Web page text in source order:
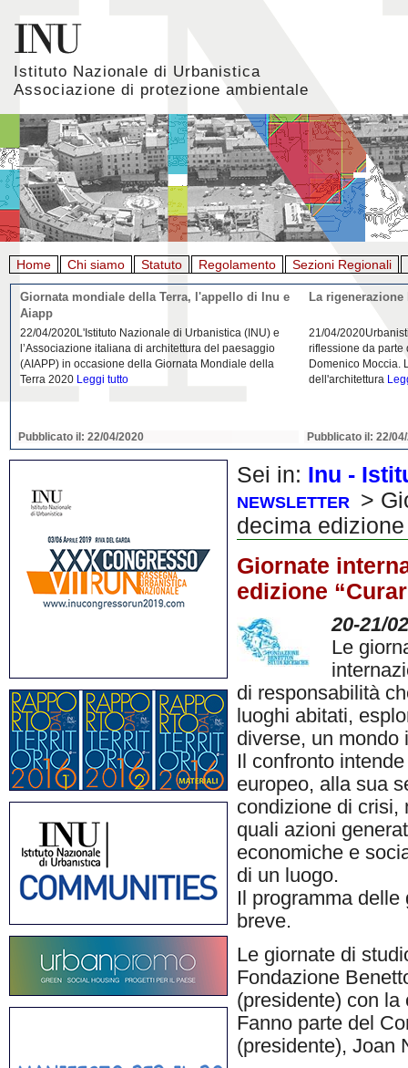
Istituto Nazionale di Urbanistica
Associazione di protezione ambientale
Home Chi siamo Statuto Regolamento Sezioni Regionali
Giornata mondiale della Terra, l'appello di Inu e
Aiapp
22/04/2020L'Istituto Nazionale di Urbanistica (INU) e
l’Associazione italiana di architettura del paesaggio
(AIAPP) in occasione della Giornata Mondiale della
Terra 2020 Leggi tutto
Pubblicato il: 22/04/2020
La
21/04/
riflessione da parte
Domenico Moccia.
dell'architettura
Pubblicato il: 22/
Sei in: Inu -
NEWSLETTER
>
decima
Giornate
edizione
20-21/
Le
di responsabilità
luoghi abitati,
diverse, un mondo
Il confronto
europeo, alla sua
condizione di crisi,
quali azioni
economiche e
di un luogo.
Il programma
breve.
Le giornate di
Fondazione
(presidente) con
Fanno parte del
(presidente), Joan